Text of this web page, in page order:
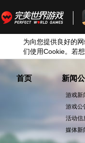
为向您提供良好的
们使用Cookie。若
首页 新闻
游戏新
游戏公
活动信
媒体新